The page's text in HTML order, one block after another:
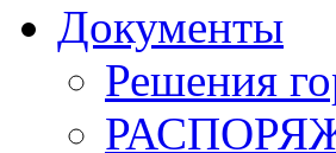
Документы
Решения